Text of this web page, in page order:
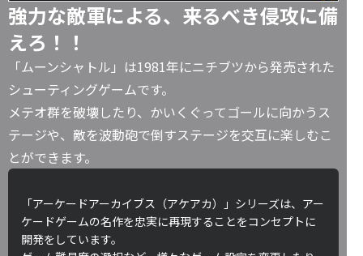
強力な敵軍による、来るべき侵攻に備
えろ！！
「ムーンシャトル」は1981年にニチブツから発売された
シューティングゲームです。
メテオ群を破壊したり、かいくぐってゴールに向かうス
テージや、敵を波動砲で倒すステージを交互に楽しむこ
とができます。
「アーケードアーカイブス（アケアカ）」シリーズは、アー
ケードゲームの名作を忠実に再現することをコンセプトに
開発をしています。